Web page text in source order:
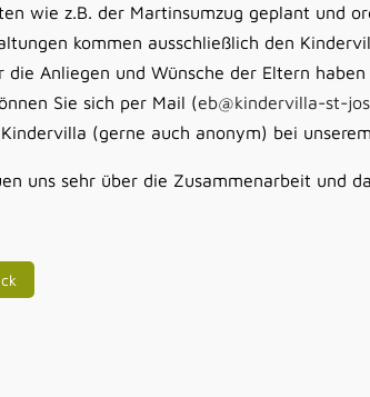
wie z.B. der Martinsumzug geplant und
kommen ausschließlich den
die Anliegen und Wünsche der Eltern
Sie sich per Mail (eb@kindervilla-st-
(gerne auch anonym) bei
uns sehr über die Zusammenarbeit und
Beitrag: Unser Themenabend